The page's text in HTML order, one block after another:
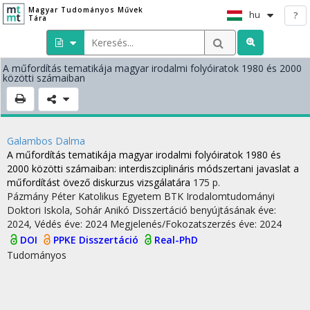
Magyar Tudományos Művek
Tára
hu ?
A műfordítás tematikája magyar irodalmi folyóiratok 1980 és 2000
közötti számaiban
Galambos Dalma
A műfordítás tematikája magyar irodalmi folyóiratok 1980 és
2000 közötti számaiban: interdiszciplináris módszertani javaslat a
műfordítást övező diskurzus vizsgálatára 175 p.
Pázmány Péter Katolikus Egyetem BTK Irodalomtudományi
Doktori Iskola, Sohár Anikó Disszertáció benyújtásának éve:
2024, Védés éve: 2024 Megjelenés/Fokozatszerzés éve: 2024
DOI
PPKE Disszertáció
Real-PhD
Tudományos